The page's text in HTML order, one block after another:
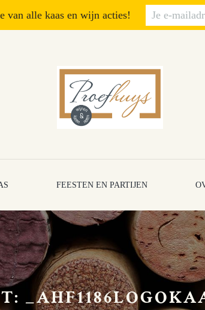
FEESTEN EN PARTIJEN
van alle kaas en wijn acties!